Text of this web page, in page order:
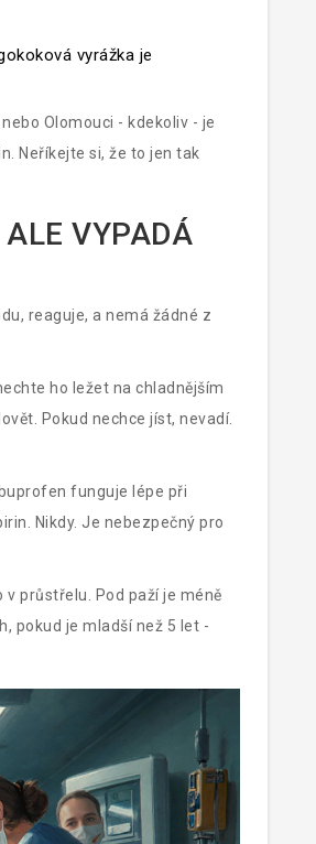
vyrážka je
Olomouci - kdekoliv - je
Neříkejte si, že to jen tak
VYPADÁ
reaguje, a nemá žádné z
ho ležet na chladnějším
Pokud nechce jíst, nevadí.
funguje lépe při
Nikdy. Je nebezpečný pro
průstřelu. Pod paží je méně
pokud je mladší než 5 let -